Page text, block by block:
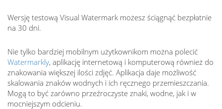
Wersję testową Visual Watermark możesz ściągnąć bezpłatnie
na 30 dni.
Nie tylko bardziej mobilnym użytkownikom można polecić
Watermarkly, aplikację internetową i komputerową również do
znakowania większej ilości zdjęć. Aplikacja daje możliwość
skalowania znaków wodnych i ich ręcznego przemieszczania.
Mogą to być zarówno przeźroczyste znaki, wodne, jak i w
mocniejszym odcieniu.